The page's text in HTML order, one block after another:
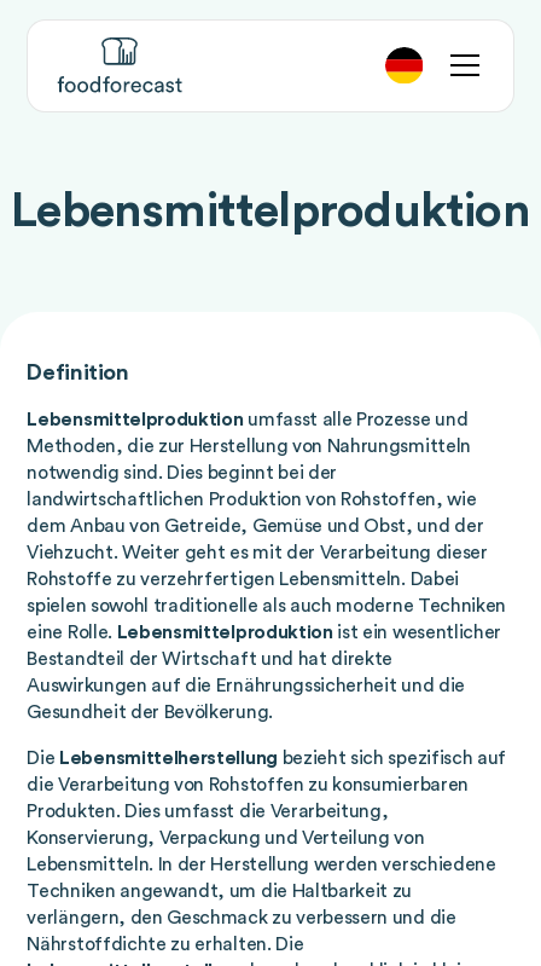
Lebensmittelproduktion
Definition
Lebensmittelproduktion umfasst alle Prozesse und
Methoden, die zur Herstellung von Nahrungsmitteln
notwendig sind. Dies beginnt bei der
landwirtschaftlichen Produktion von Rohstoffen, wie
dem Anbau von Getreide, Gemüse und Obst, und der
Viehzucht. Weiter geht es mit der Verarbeitung dieser
Rohstoffe zu verzehrfertigen Lebensmitteln. Dabei
spielen sowohl traditionelle als auch moderne Techniken
eine Rolle. Lebensmittelproduktion ist ein wesentlicher
Bestandteil der Wirtschaft und hat direkte
Auswirkungen auf die Ernährungssicherheit und die
Gesundheit der Bevölkerung.
Die Lebensmittelherstellung bezieht sich spezifisch auf
die Verarbeitung von Rohstoffen zu konsumierbaren
Produkten. Dies umfasst die Verarbeitung,
Konservierung, Verpackung und Verteilung von
Lebensmitteln. In der Herstellung werden verschiedene
Techniken angewandt, um die Haltbarkeit zu
verlängern, den Geschmack zu verbessern und die
Nährstoffdichte zu erhalten. Die